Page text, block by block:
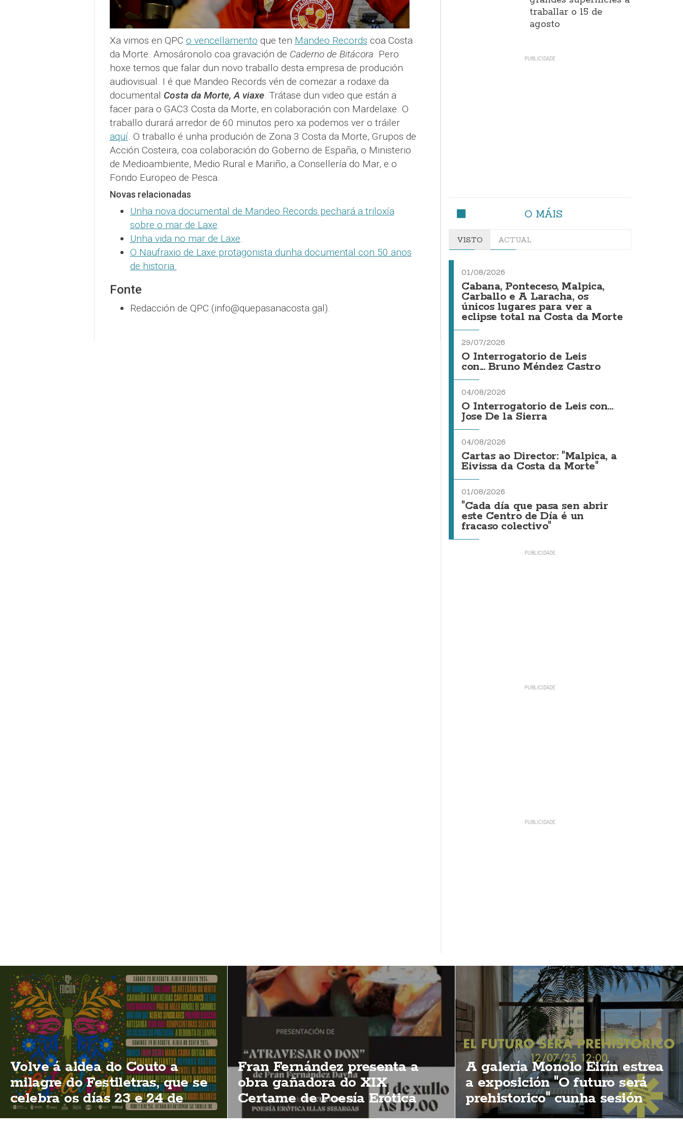
Xa vimos en QPC o vencellamento que ten Mandeo Records coa Costa
da Morte. Amosáronolo coa gravación de Caderno de Bitácora. Pero
hoxe temos que falar dun novo traballo desta empresa de produción
audiovisual. I é que Mandeo Records vén de comezar a rodaxe da
documental Costa da Morte, A viaxe. Trátase dun video que están a
facer para o GAC3 Costa da Morte, en colaboración con Mardelaxe. O
traballo durará arredor de 60 minutos pero xa podemos ver o tráiler
aquí. O traballo é unha produción de Zona 3 Costa da Morte, Grupos de
Acción Costeira, coa colaboración do Goberno de España, o Ministerio
de Medioambiente, Medio Rural e Mariño, a Consellería do Mar, e o
Fondo Europeo de Pesca.
Novas relacionadas
Unha nova documental de Mandeo Records pechará a triloxía
sobre o mar de Laxe.
Unha vida no mar de Laxe.
O Naufraxio de Laxe protagonista dunha documental con 50 anos
de historia.
Fonte
Redacción de QPC (info@quepasanacosta.gal).
traballar o 15 de
agosto
O MÁIS
VISTO ACTUAL
01/08/2026
Cabana, Ponteceso, Malpica,
Carballo e A Laracha, os
únicos lugares para ver a
eclipse total na Costa da Morte
29/07/2026
O Interrogatorio de Leis
con... Bruno Méndez Castro
04/08/2026
O Interrogatorio de Leis con...
Jose De la Sierra
04/08/2026
Cartas ao Director: "Malpica, a
Eivissa da Costa da Morte"
01/08/2026
"Cada día que pasa sen abrir
este Centro de Día é un
fracaso colectivo"
Volve á aldea do Couto a
milagre do Festiletras, que se
celebra os días 23 e 24 de
agosto
Fran Fernández presenta a
obra gañadora do XIX
Certame de Poesía Erótica
Illas Sisargas
A galería Monolo Eirín estrea
a exposición "O futuro será
prehistorico" cunha sesión
vermú